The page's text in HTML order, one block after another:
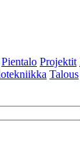
Pientalo Projektit
Talous